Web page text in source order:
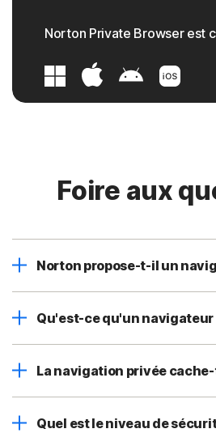
Norton Private Browser est
Foire aux
Norton propose-t-il un
Qu'est-ce qu'un navigateur
La navigation privée
Quel est le niveau de